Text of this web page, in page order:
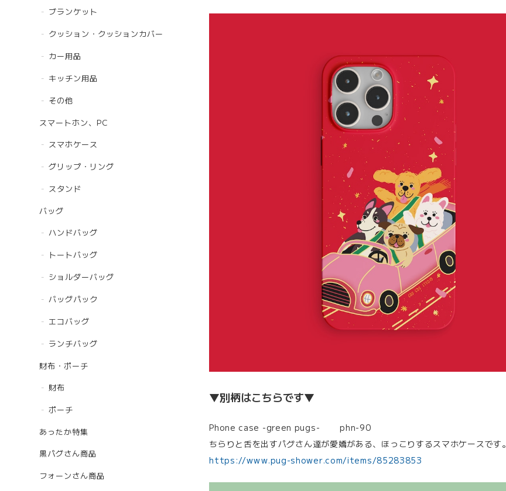
ブランケット
クッション・クッションカバー
カー用品
キッチン用品
その他
スマートホン、PC
スマホケース
グリップ・リング
スタンド
バッグ
ハンドバッグ
トートバッグ
ショルダーバッグ
バッグパック
エコバッグ
ランチバッグ
財布・ポーチ
財布
ポーチ
あったか特集
黒パグさん商品
フォーンさん商品
▼別柄はこちらです▼
Phone case -green pugs- phn-90
ちらりと舌を出すパグさん達が愛嬌がある、ほっこりするスマホケースです。
https://www.pug-shower.com/items/85283853